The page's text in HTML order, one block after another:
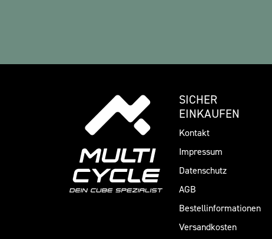
SICHER
EINKAUFEN
Kontakt
Impressum
Datenschutz
AGB
Bestellinformationen
Versandkosten